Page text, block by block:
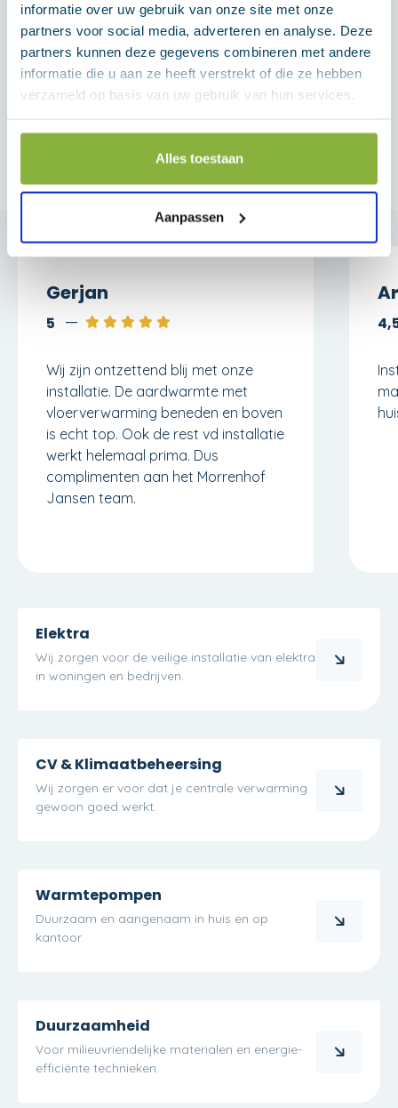
informatie over uw gebruik van onze site met onze
partners voor social media, adverteren en analyse. Deze
partners kunnen deze gegevens combineren met andere
informatie die u aan ze heeft verstrekt of die ze hebben
verzameld op basis van uw gebruik van hun services.
Alles toestaan
Aanpassen
Betrouwbaar comfort het hele
jaar door
Gerjan
5
Wij zijn ontzettend blij met onze
installatie. De aardwarmte met
vloerverwarming beneden en boven
is echt top. Ook de rest vd installatie
werkt helemaal prima. Dus
complimenten aan het Morrenhof
Jansen team.
Elektra
Wij zorgen voor de veilige installatie van elektra
in woningen en bedrijven.
CV & Klimaatbeheersing
Wij zorgen er voor dat je centrale verwarming
gewoon goed werkt.
Warmtepompen
Duurzaam en aangenaam in huis en op
kantoor.
Duurzaamheid
Voor milieuvriendelijke materialen en energie-
efficiënte technieken.